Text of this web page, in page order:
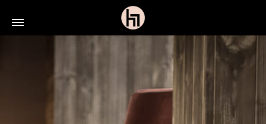
Lundbäcks
Inredningar